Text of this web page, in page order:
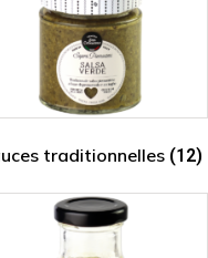
traditionnelles (12)